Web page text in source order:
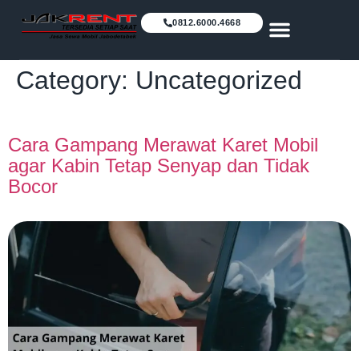
0812.6000.4668
Category: Uncategorized
Cara Gampang Merawat Karet Mobil
agar Kabin Tetap Senyap dan Tidak
Bocor